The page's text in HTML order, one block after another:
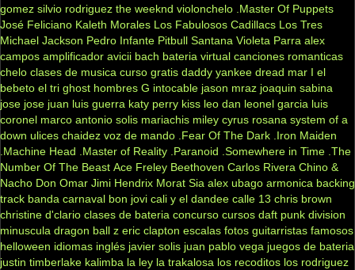
gomez silvio rodriguez the weeknd violonchelo .Master Of Puppets
José Feliciano Kaleth Morales Los Fabulosos Cadillacs Los Tres
Michael Jackson Pedro Infante Pitbull Santana Violeta Parra alex
campos amplificador avicii bach bateria virtual canciones romanticas
chelo clases de musica curso gratis daddy yankee dread mar I el
bebeto el tri ghost hombres G intocable jason mraz joaquin sabina
jose jose juan luis guerra katy perry kiss leo dan leonel garcia luis
coronel marco antonio solis mariachis miley cyrus rosana system of a
down ulices chaidez voz de mando .Fear Of The Dark .Iron Maiden
.Machine Head
.Master of Reality .Paranoid .Somewhere in Time .The
Number Of The Beast Ace Freley Beethoven Carlos Rivera Chino &
Nacho Don Omar Jimi Hendrix Morat Sia alex ubago armonica backing
track banda carnaval bon jovi cali y el dandee calle 13 chris brown
christine d'clario clases de bateria concurso cursos daft punk division
minuscula dragon ball z eric clapton escalas fotos guitarristas famosos
helloween idiomas inglés javier solis juan pablo vega juegos de bateria
justin timberlake kalimba la ley la trakalosa los recoditos los rodriguez